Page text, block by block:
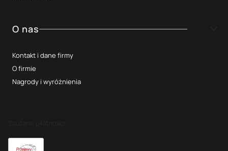
O nas
Kontakt i dane firmy
O firmie
Nagrody i wyróżnienia